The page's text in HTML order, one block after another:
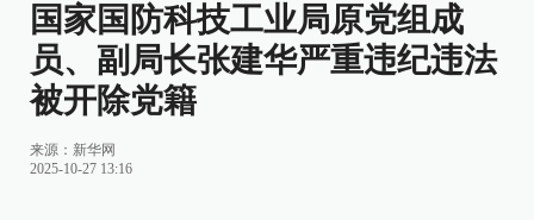
国家国防科技工业局原党组成
员、副局长张建华严重违纪违法
被开除党籍
来源： 新华网
2025-10-27 13:16